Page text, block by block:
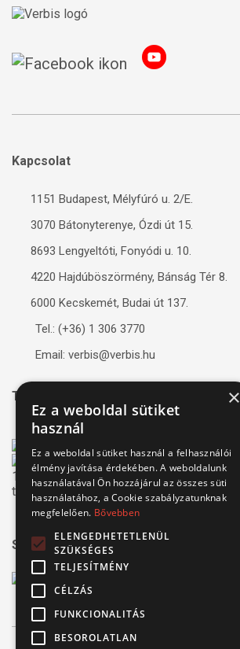
Kapcsolat
1151 Budapest, Mélyfúró u. 2/E.
3070 Bátonyterenye, Ózdi út 15.
8693 Lengyeltóti, Fonyódi u. 10.
4220 Hajdúböszörmény, Bánság Tér 8.
6000 Kecskemét, Budai út 137.
Tel.: (+36) 1 306 3770
Email: verbis@verbis.hu
Tanúsítványaink
Széchenyi 2020
×
Ez a weboldal sütiket
használ
Ez a weboldal sütiket használ a felhasználói
élmény javítása érdekében. A weboldalunk
használatával Ön hozzájárul az összes süti
használatához, a Cookie szabályzatunknak
megfelelően. Bővebben
ELENGEDHETETLENÜL
SZÜKSÉGES
TELJESÍTMÉNY
CÉLZÁS
FUNKCIONALITÁS
BESOROLATLAN